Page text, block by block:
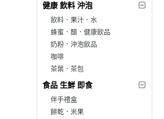
健康 飲料 沖泡
飲料．果汁．水
蜂蜜．醋．健康飲品
奶粉．沖泡飲品
咖啡
茶葉．茶包
食品 生鮮 即食
伴手禮盒
餅乾．米果